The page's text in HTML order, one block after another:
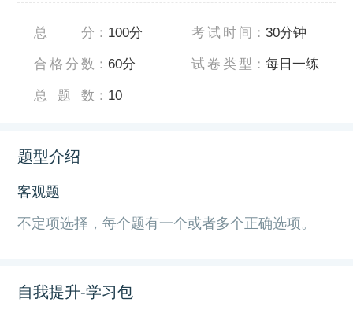
总分 ： 100分
合格分数 ：60分
总题数 ： 10
考试时间 ：30分钟
试卷类型 ：每日一练
题型介绍
客观题
不定项选择，每个题有一个或者多个正确选项。
自我提升-学习包